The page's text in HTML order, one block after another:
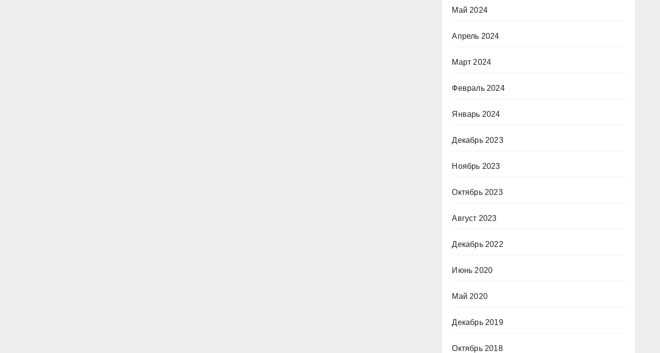
Май 2024
Апрель 2024
Март 2024
Февраль 2024
Январь 2024
Декабрь 2023
Ноябрь 2023
Октябрь 2023
Август 2023
Декабрь 2022
Июнь 2020
Май 2020
Декабрь 2019
Октябрь 2018